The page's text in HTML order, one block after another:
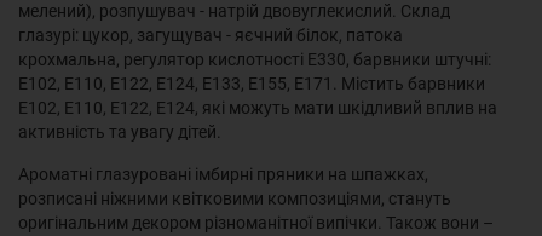
мелений), розпушувач - натрій двовуглекислий. Склад
глазурі: цукор, загущувач - яєчний білок, патока
крохмальна, регулятор кислотності Е330, барвники штучні:
Е102, Е110, Е122, Е124, Е133, Е155, Е171. Містить барвники
Е102, Е110, Е122, Е124, які можуть мати шкідливий вплив на
активність та увагу дітей.
Ароматні глазуровані імбирні пряники на шпажках,
розписані ніжними квітковими композиціями, стануть
оригінальним декором різноманітної випічки. Також вони –